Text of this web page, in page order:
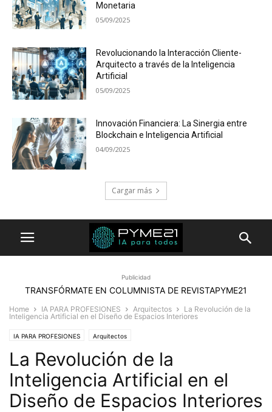
Monetaria
05/09/2025
Revolucionando la Interacción Cliente-
Arquitecto a través de la Inteligencia
Artificial
05/09/2025
Innovación Financiera: La Sinergia entre
Blockchain e Inteligencia Artificial
04/09/2025
Cargar más